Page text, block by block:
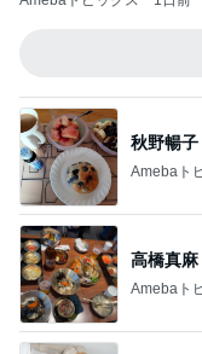
秋野暢
Amebaト
高橋真
Amebaト